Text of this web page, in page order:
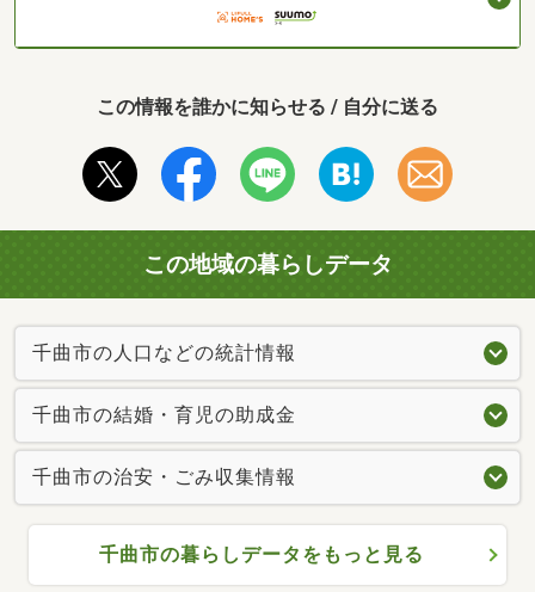
この情報を誰かに知らせる / 自分に送る
この地域の暮らしデータ
千曲市の人口などの統計情報
千曲市の結婚・育児の助成金
千曲市の治安・ごみ収集情報
千曲市の暮らしデータをもっと見る